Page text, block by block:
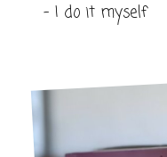
– I do it myself